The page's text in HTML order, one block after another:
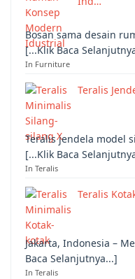
Bosan sama desain
[...Klik Baca
In Furniture
Teralis
Teralis jendela model
[...Klik Baca
In Teralis
Teralis
Jakarta, Indonesia –
Baca Selanjutnya...]
In Teralis